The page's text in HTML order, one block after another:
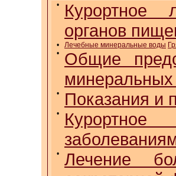
•
Курортное
органов
• Лечебные минеральные воды
•
Общие
минеральных
• Показания и
•
Курортное
•
Лечение